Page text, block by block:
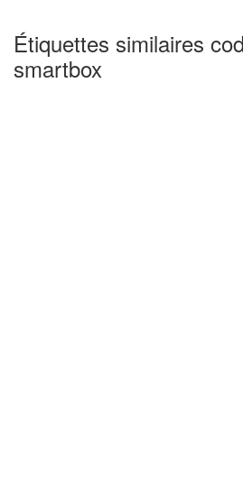
Étiquettes similaires
smartbox